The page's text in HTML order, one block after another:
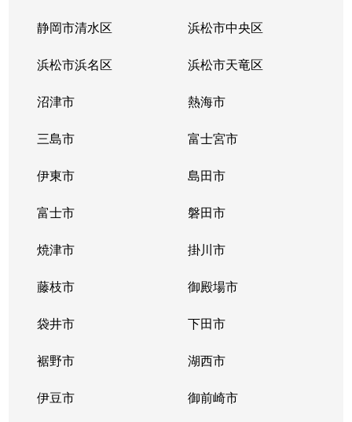
静岡市清水区 浜松市中央区
浜松市浜名区 浜松市天竜区
沼津市 熱海市
三島市 富士宮市
伊東市 島田市
富士市 磐田市
焼津市 掛川市
藤枝市 御殿場市
袋井市 下田市
裾野市 湖西市
伊豆市 御前崎市